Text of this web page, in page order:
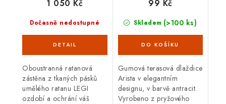
Dočasně nedostupné
1 050 Kč
Oboustranná ratanová
zástěna z tkaných pásků
umělého ratanu LEGI
ozdobí a ochrání váš
Skladem (>100 ks)
99 Kč
Gumová terasová dlaždice
Arista v elegantním
designu, v barvě antracit.
Vyrobeno z pryžového